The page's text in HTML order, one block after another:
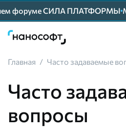
форуме СИЛА ПЛАТФОРМЫ
Главная / Часто задаваемые
Часто
вопросы